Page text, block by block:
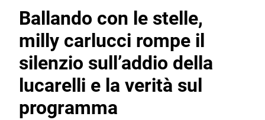
Ballando con le stelle,
milly carlucci rompe il
silenzio sull’addio della
lucarelli e la verità sul
programma